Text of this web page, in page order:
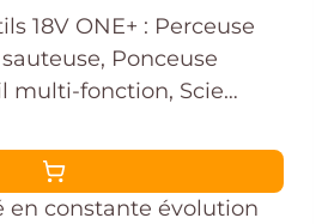
18V ONE+ : Perceuse
Ponceuse
multi-fonction, Scie
- batterie 1x4Ah,
- RCK186O-242SZL
en constante évolution